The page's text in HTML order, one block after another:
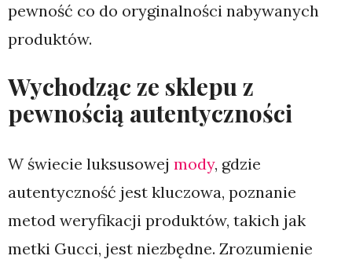
pewność co do oryginalności nabywanych
produktów.
Wychodząc ze sklepu z
pewnością autentyczności
W świecie luksusowej mody, gdzie
autentyczność jest kluczowa, poznanie
metod weryfikacji produktów, takich jak
metki Gucci, jest niezbędne. Zrozumienie